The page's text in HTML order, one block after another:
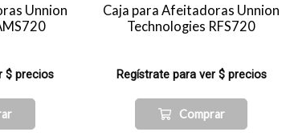
Unnion
$ precios
Caja para Afeitadoras Unnion
Technologies RFS720
Regístrate para ver $ precios
Comprar